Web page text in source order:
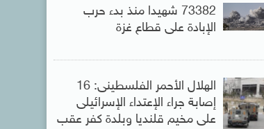
73382 شهيدا منذ بدء حرب
الإبادة على قطاع غزة
الهلال الأحمر الفلسطينى: 16
إصابة جراء الإعتداء الإسرائيلى
على مخيم قلنديا وبلدة كفر عقب